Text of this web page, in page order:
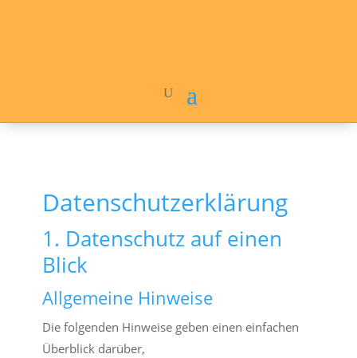
Datenschutz­erklärung
1. Datenschutz auf einen
Blick
Allgemeine Hinweise
Die folgenden Hinweise geben einen einfachen
Überblick darüber,